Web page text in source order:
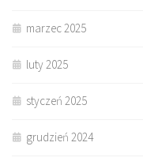
marzec 2025
luty 2025
styczeń 2025
grudzień 2024